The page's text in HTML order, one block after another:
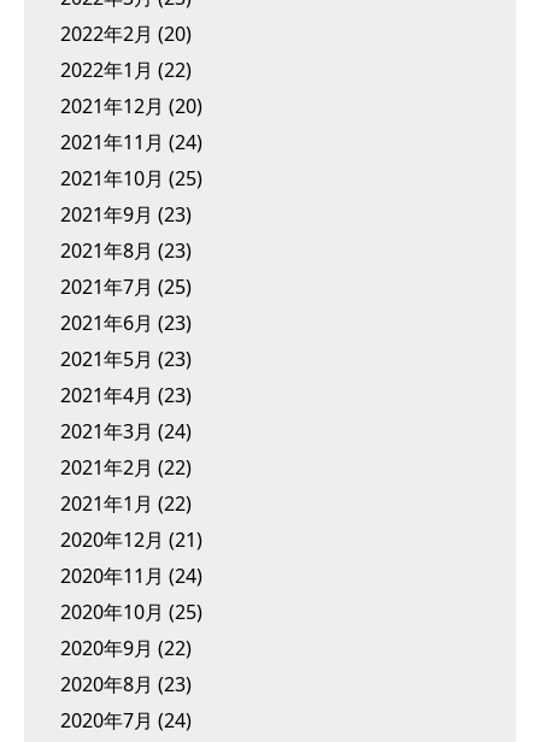
2022年2月 (20)
2022年1月 (22)
2021年12月 (20)
2021年11月 (24)
2021年10月 (25)
2021年9月 (23)
2021年8月 (23)
2021年7月 (25)
2021年6月 (23)
2021年5月 (23)
2021年4月 (23)
2021年3月 (24)
2021年2月 (22)
2021年1月 (22)
2020年12月 (21)
2020年11月 (24)
2020年10月 (25)
2020年9月 (22)
2020年8月 (23)
2020年7月 (24)